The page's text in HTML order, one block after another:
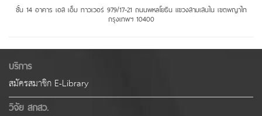
ชั้น 14 อาคาร เอส เอ็ม ทาวเวอร์ 979/17-21 ถนนพหลโยธิน แขวงสามเสนใน เขตพญาไท
กรุงเทพฯ 10400
บริการ
สมัครสมาชิก E-Library
วิจัย สกสว.